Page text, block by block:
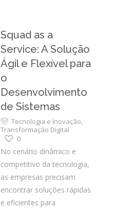
Squad as a
Service: A Solução
Ágil e Flexível para
o
Desenvolvimento
de Sistemas
Tecnologia e Inovação,
Transformação Digital
0
No cenário dinâmico e
competitivo da tecnologia,
as empresas precisam
encontrar soluções rápidas
e eficientes para